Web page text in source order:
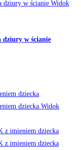
Widok
w ścianie
Widok